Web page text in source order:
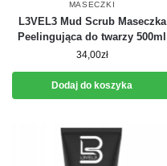
MASECZKI
L3VEL3 Mud Scrub Maseczka
Peelingująca do twarzy 500ml
34,00zł
Dodaj do koszyka